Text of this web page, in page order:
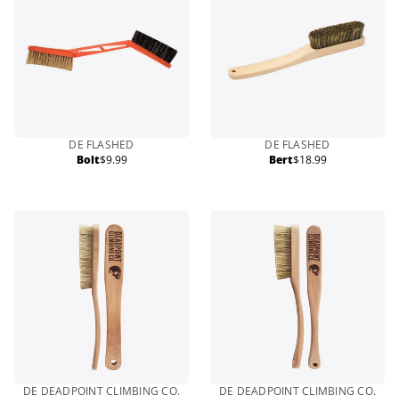
DE FLASHED
BoltPrix
$9.99
DE FLASHED
BertPrix
$18.99
DE DEADPOINT CLIMBING CO.
DE DEADPOINT CLIMBING CO.